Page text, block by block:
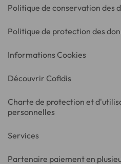
Politique de conservation des
Politique de protection des
Informations Cookies
Découvrir Cofidis
Charte de protection et
personnelles
Services
Partenaire paiement en